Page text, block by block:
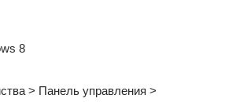
8
> Панель управления >